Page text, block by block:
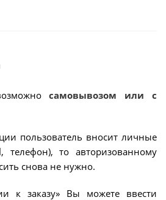
самовывозом или с
пользователь вносит личные
то авторизованному
снова не нужно.
к заказу» Вы можете ввести